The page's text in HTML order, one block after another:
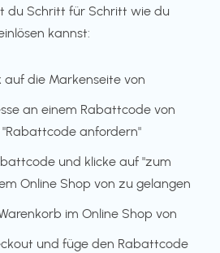
du Schritt für Schritt wie du
kannst:
auf die Markenseite von
an einem Rabattcode von
"Rabattcode anfordern"
und klicke auf "zum
Online Shop von zu gelangen
im Online Shop von
und füge den Rabattcode